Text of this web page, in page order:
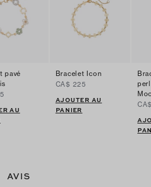
pavé
AU
Bracelet Icon
CA$ 225
AJOUTER AU
PANIER
AVIS